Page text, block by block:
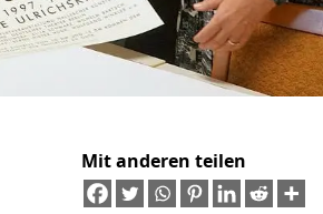
Mit anderen teilen